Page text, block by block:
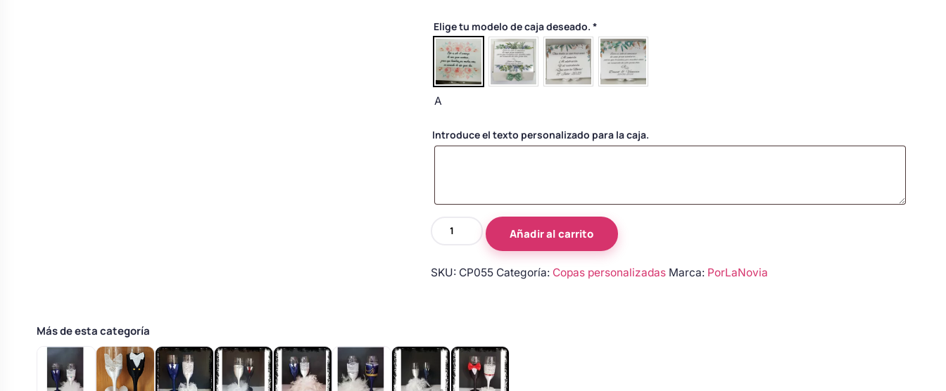
bebé boda
floral coche
Elige tu modelo de caja deseado. *
A
Introduce el texto personalizado para la caja.
Copas
personalizadas
corazón
perlas
Añadir al carrito
SKU: CP055 Categoría: Copas personalizadas Marca: PorLaNovia
Más de esta categoría